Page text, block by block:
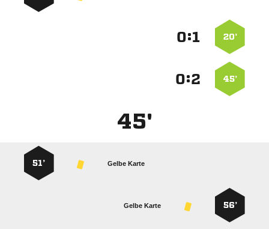
20’
:
45’
:
45'
Gelbe Karte
51’
56’
Gelbe Karte